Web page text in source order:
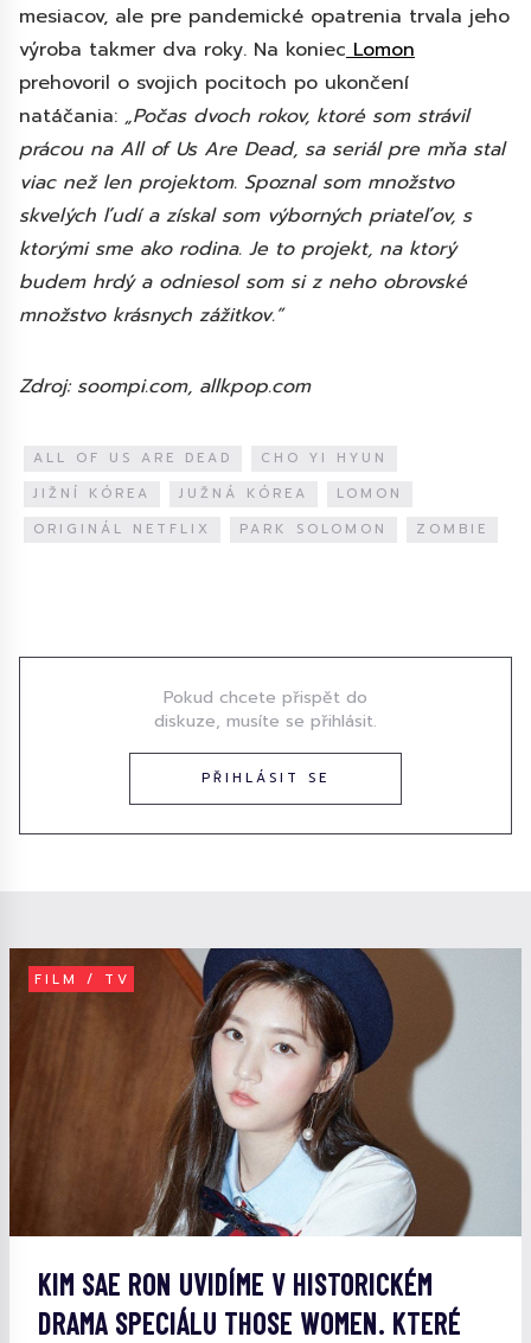
mesiacov, ale pre pandemické opatrenia trvala jeho
výroba takmer dva roky. Na koniecLomon
prehovoril o svojich pocitoch po ukončení
natáčania: „Počas dvoch rokov, ktoré som strávil
prácou na All of Us Are Dead, sa seriál pre mňa stal
viac než len projektom. Spoznal som množstvo
skvelých ľudí a získal som výborných priateľov, s
ktorými sme ako rodina. Je to projekt, na ktorý
budem hrdý a odniesol som si z neho obrovské
množstvo krásnych zážitkov.”
Zdroj: soompi.com, allkpop.com
ALL OF US ARE DEAD
CHO YI HYUN
JIŽNÍ KÓREA
JUŽNÁ KÓREA
LOMON
ORIGINÁL NETFLIX
PARK SOLOMON ZOMBIE
Pokud chcete přispět do
diskuze, musíte se přihlásit.
PŘIHLÁSIT SE
FILM / TV
KIM SAE RON UVIDÍME V HISTORICKÉM
DRAMA SPECIÁLU THOSE WOMEN. KTERÉ